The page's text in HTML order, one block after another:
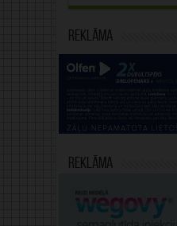
Reklāma
Reklāma